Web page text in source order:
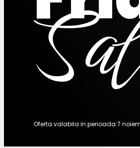
Oferta valabila in perioada:7